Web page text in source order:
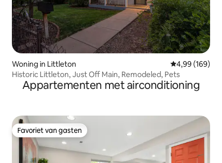
Woning in Littleton Gemiddelde
4,99 (169)
Historic Littleton, Just Off Main, Remodeled, Pets
Appartementen met airconditioning
Favoriet van gasten
Favoriet van gasten